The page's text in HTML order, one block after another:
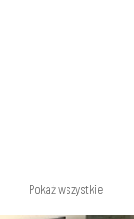
Pokaż wszystkie